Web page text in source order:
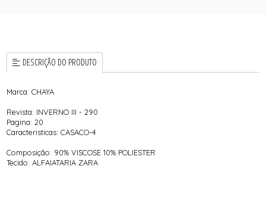
DESCRIÇÃO DO PRODUTO
Marca: CHAYA
Revista: INVERNO III - 290
Pagina: 20
Caracteristicas: CASACO-4
Composição: 90% VISCOSE 10% POLIESTER
Tecido: ALFAIATARIA ZARA